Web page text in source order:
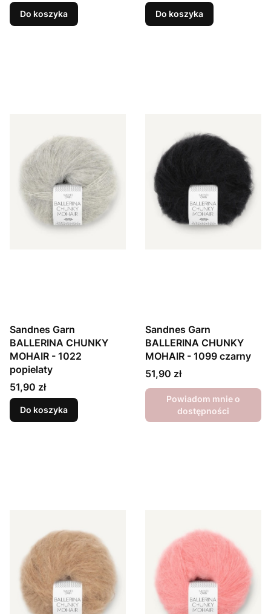
Do koszyka Do koszyka
Sandnes Garn
BALLERINA CHUNKY
MOHAIR - 1022
popielaty
Cena
51,90 zł
Do koszyka
Sandnes Garn
BALLERINA CHUNKY
MOHAIR - 1099 czarny
Cena
51,90 zł
Powiadom mnie o
dostępności